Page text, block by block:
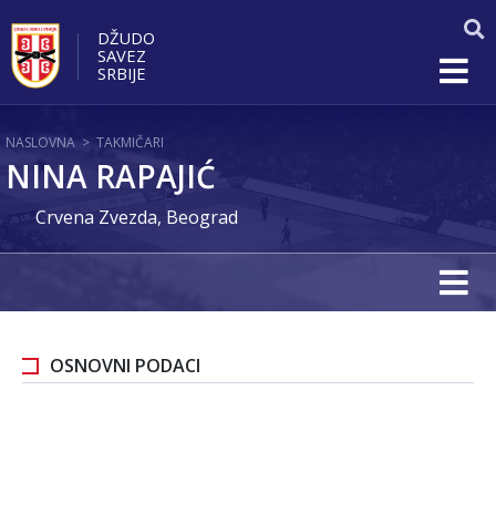
DŽUDO
SAVEZ
SRBIJE
NASLOVNA > TAKMIČARI
NINA RAPAJIĆ
Crvena Zvezda, Beograd
OSNOVNI PODACI